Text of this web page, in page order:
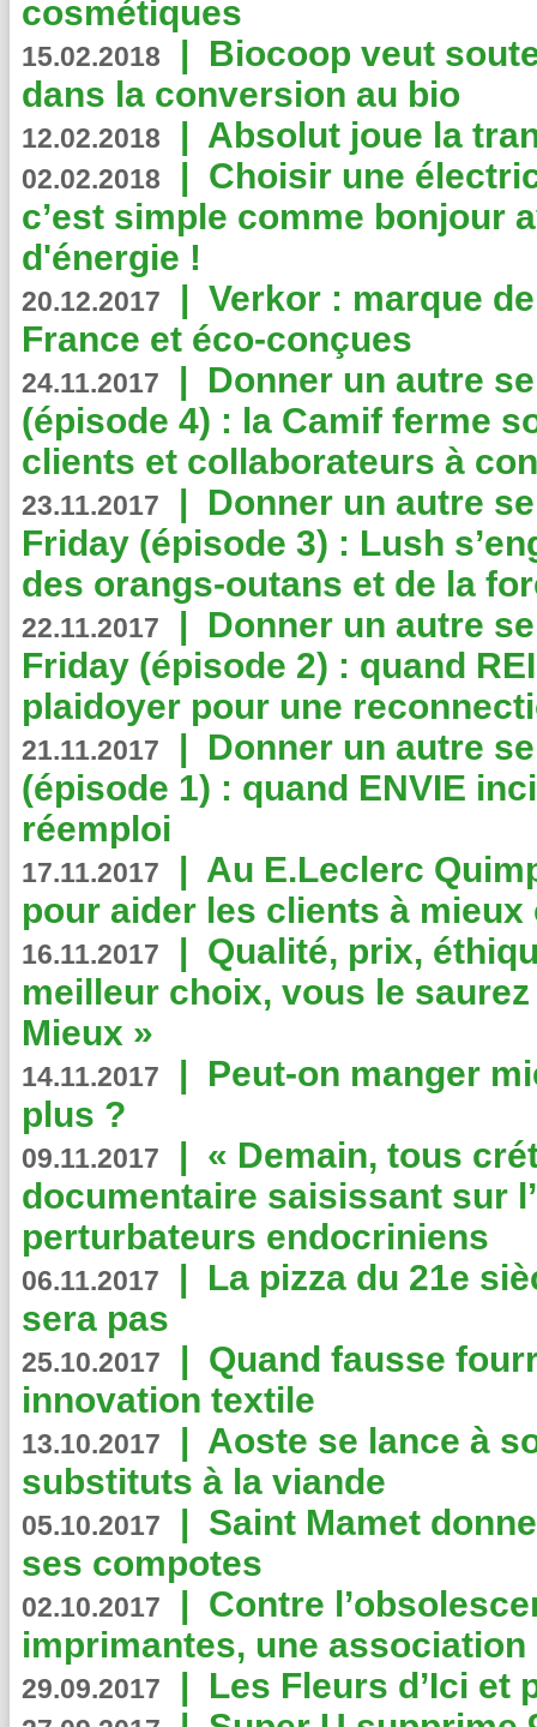
cosmétiques
15.02.2018 | Biocoop veut
dans la conversion au bio
12.02.2018 | Absolut joue la
02.02.2018 | Choisir une
c’est simple comme bonjour
d'énergie !
20.12.2017 | Verkor : marque
France et éco-conçues
24.11.2017 | Donner un autre
(épisode 4) : la Camif ferme
clients et collaborateurs à
23.11.2017 | Donner un autre
Friday (épisode 3) : Lush
des orangs-outans et de la
22.11.2017 | Donner un autre
Friday (épisode 2) : quand
plaidoyer pour une
21.11.2017 | Donner un autre
(épisode 1) : quand ENVIE
réemploi
17.11.2017 | Au E.Leclerc
pour aider les clients à
16.11.2017 | Qualité, prix,
meilleur choix, vous le
Mieux »
14.11.2017 | Peut-on manger
plus ?
09.11.2017 | « Demain, tous
documentaire saisissant sur
perturbateurs endocriniens
06.11.2017 | La pizza du 21e
sera pas
25.10.2017 | Quand fausse
innovation textile
13.10.2017 | Aoste se lance à
substituts à la viande
05.10.2017 | Saint Mamet
ses compotes
02.10.2017 | Contre
imprimantes, une
29.09.2017 | Les Fleurs d’Ici et